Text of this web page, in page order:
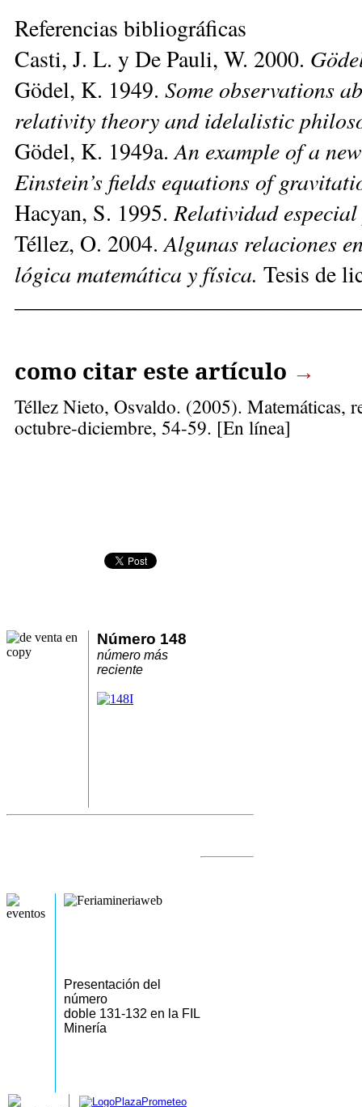
Referencias bibliográficas
Casti, J. L. y De Pauli, W. 2000.
Gödel, K. 1949. Some observations
relativity theory and idelalistic
Gödel, K. 1949a.An example of a
Einstein’s fields equations of
Hacyan, S. 1995.Relatividad
Téllez, O. 2004.Algunas relaciones
lógica matemática y física. Tesis de
como citar este artículo →
Téllez Nieto, Osvaldo. (2005). Matemáticas,
octubre-diciembre, 54-59. [En línea]
Número 148
número más
reciente
Presentación del
número
doble 131-132 en la FIL
Minería